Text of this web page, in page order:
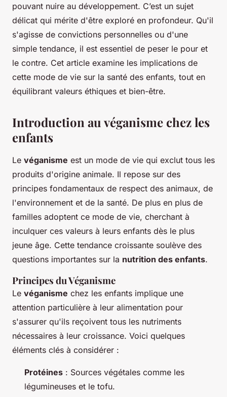
pouvant nuire au développement. C’est un sujet
délicat qui mérite d'être exploré en profondeur. Qu'il
s'agisse de convictions personnelles ou d'une
simple tendance, il est essentiel de peser le pour et
le contre. Cet article examine les implications de
cette mode de vie sur la santé des enfants, tout en
équilibrant valeurs éthiques et bien-être.
Introduction au véganisme chez les
enfants
Le véganisme est un mode de vie qui exclut tous les
produits d'origine animale. Il repose sur des
principes fondamentaux de respect des animaux, de
l'environnement et de la santé. De plus en plus de
familles adoptent ce mode de vie, cherchant à
inculquer ces valeurs à leurs enfants dès le plus
jeune âge. Cette tendance croissante soulève des
questions importantes sur la nutrition des enfants.
Principes du Véganisme
Le véganisme chez les enfants implique une
attention particulière à leur alimentation pour
s'assurer qu'ils reçoivent tous les nutriments
nécessaires à leur croissance. Voici quelques
éléments clés à considérer :
Protéines : Sources végétales comme les
légumineuses et le tofu.